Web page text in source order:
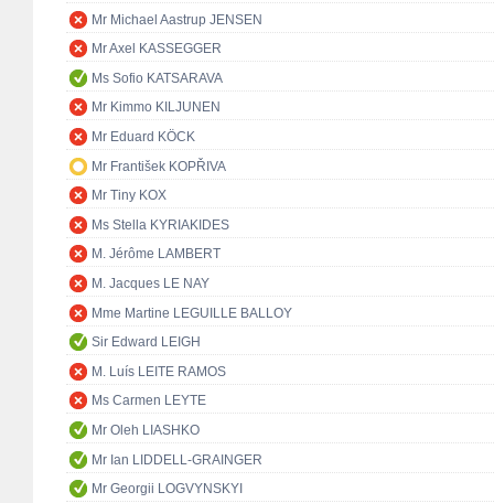
Mr Michael Aastrup JENSEN
Mr Axel KASSEGGER
Ms Sofio KATSARAVA
Mr Kimmo KILJUNEN
Mr Eduard KÖCK
Mr František KOPŘIVA
Mr Tiny KOX
Ms Stella KYRIAKIDES
M. Jérôme LAMBERT
M. Jacques LE NAY
Mme Martine LEGUILLE BALLOY
Sir Edward LEIGH
M. Luís LEITE RAMOS
Ms Carmen LEYTE
Mr Oleh LIASHKO
Mr Ian LIDDELL-GRAINGER
Mr Georgii LOGVYNSKYI